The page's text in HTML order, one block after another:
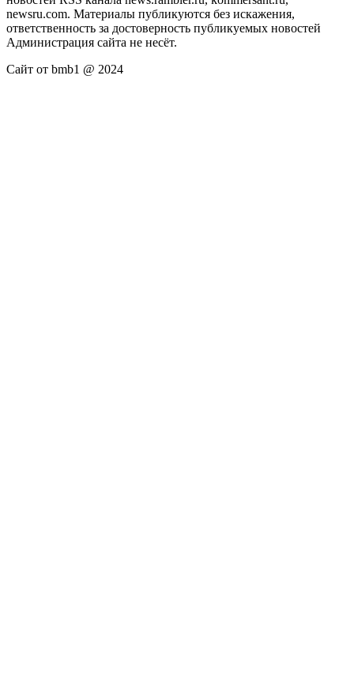
newsru.com. Материалы публикуются без искажения,
ответственность за достоверность публикуемых новостей
Администрация сайта не несёт.
Сайт от bmb1 @ 2024